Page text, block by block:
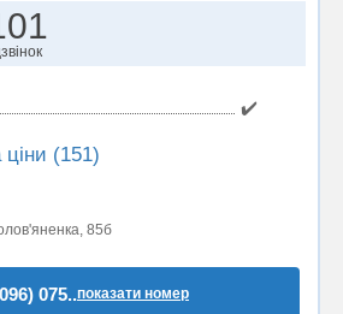
✔️
(151)
85б
075..показати номер